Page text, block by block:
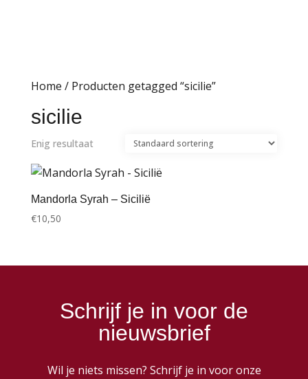
Home / Producten getagged “sicilie”
sicilie
Enig resultaat
Mandorla Syrah – Sicilië
€10,50
Schrijf je in voor de
nieuwsbrief
Wil je niets missen? Schrijf je in voor onze